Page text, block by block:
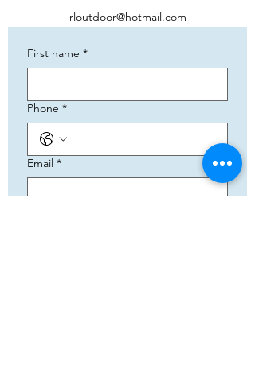
rloutdoor@hotmail.com
First name *
Phone *
Email *